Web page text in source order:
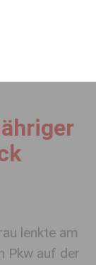
lenkte am
Pkw auf der